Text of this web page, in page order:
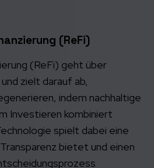
(ReFi)
(ReFi) geht über
zielt darauf ab,
indem nachhaltige
Investieren kombiniert
spielt dabei eine
bietet und einen